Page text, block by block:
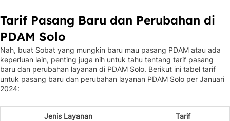
Tarif Pasang Baru dan Perubahan di
PDAM Solo
Nah, buat Sobat yang mungkin baru mau pasang PDAM atau ada
keperluan lain, penting juga nih untuk tahu tentang tarif pasang
baru dan perubahan layanan di PDAM Solo. Berikut ini tabel tarif
untuk pasang baru dan perubahan layanan PDAM Solo per Januari
2024:
Jenis Layanan Tarif